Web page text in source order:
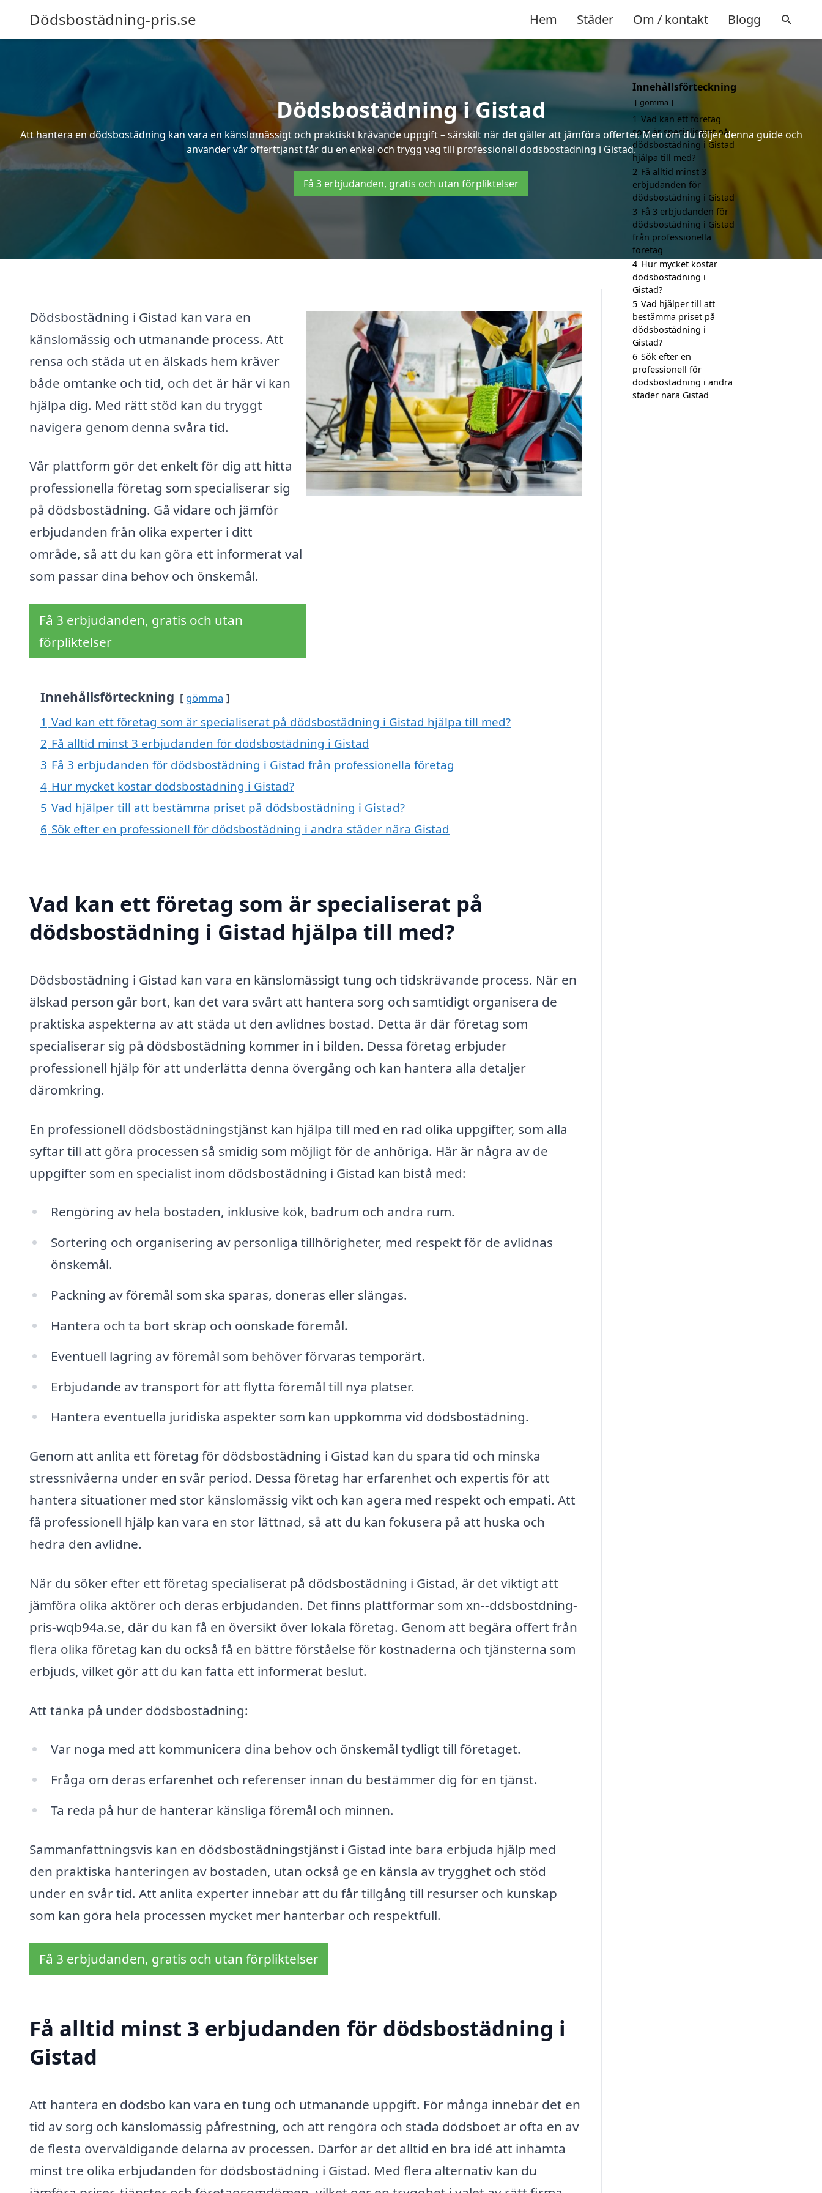
Dödsbostädning-pris.se Hem Städer Om / kontakt Blogg
Dödsbostädning i Gistad
Att hantera en dödsbostädning kan vara en känslomässigt och praktiskt krävande uppgift – särskilt när det gäller att jämföra offerter. Men om du följer denna guide och
använder vår offerttjänst får du en enkel och trygg väg till professionell dödsbostädning i Gistad.
Få 3 erbjudanden, gratis och utan förpliktelser
Dödsbostädning i Gistad kan vara en
känslomässig och utmanande process. Att
rensa och städa ut en älskads hem kräver
både omtanke och tid, och det är här vi kan
hjälpa dig. Med rätt stöd kan du tryggt
navigera genom denna svåra tid.
Vår plattform gör det enkelt för dig att hitta
professionella företag som specialiserar sig
på dödsbostädning. Gå vidare och jämför
erbjudanden från olika experter i ditt
område, så att du kan göra ett informerat val
som passar dina behov och önskemål.
Få 3 erbjudanden, gratis och utan
förpliktelser
Innehållsförteckning gömma
1 Vad kan ett företag som är specialiserat på dödsbostädning i Gistad hjälpa till med?
2 Få alltid minst 3 erbjudanden för dödsbostädning i Gistad
3 Få 3 erbjudanden för dödsbostädning i Gistad från professionella företag
4 Hur mycket kostar dödsbostädning i Gistad?
5 Vad hjälper till att bestämma priset på dödsbostädning i Gistad?
6 Sök efter en professionell för dödsbostädning i andra städer nära Gistad
Vad kan ett företag som är specialiserat på
dödsbostädning i Gistad hjälpa till med?
Dödsbostädning i Gistad kan vara en känslomässigt tung och tidskrävande process. När en
älskad person går bort, kan det vara svårt att hantera sorg och samtidigt organisera de
praktiska aspekterna av att städa ut den avlidnes bostad. Detta är där företag som
specialiserar sig på dödsbostädning kommer in i bilden. Dessa företag erbjuder
professionell hjälp för att underlätta denna övergång och kan hantera alla detaljer
däromkring.
En professionell dödsbostädningstjänst kan hjälpa till med en rad olika uppgifter, som alla
syftar till att göra processen så smidig som möjligt för de anhöriga. Här är några av de
uppgifter som en specialist inom dödsbostädning i Gistad kan bistå med:
Rengöring av hela bostaden, inklusive kök, badrum och andra rum.
Sortering och organisering av personliga tillhörigheter, med respekt för de avlidnas
önskemål.
Packning av föremål som ska sparas, doneras eller slängas.
Hantera och ta bort skräp och oönskade föremål.
Eventuell lagring av föremål som behöver förvaras temporärt.
Erbjudande av transport för att flytta föremål till nya platser.
Hantera eventuella juridiska aspekter som kan uppkomma vid dödsbostädning.
Genom att anlita ett företag för dödsbostädning i Gistad kan du spara tid och minska
stressnivåerna under en svår period. Dessa företag har erfarenhet och expertis för att
hantera situationer med stor känslomässig vikt och kan agera med respekt och empati. Att
få professionell hjälp kan vara en stor lättnad, så att du kan fokusera på att huska och
hedra den avlidne.
När du söker efter ett företag specialiserat på dödsbostädning i Gistad, är det viktigt att
jämföra olika aktörer och deras erbjudanden. Det finns plattformar som xn--ddsbostdning-
pris-wqb94a.se, där du kan få en översikt över lokala företag. Genom att begära offert från
flera olika företag kan du också få en bättre förståelse för kostnaderna och tjänsterna som
erbjuds, vilket gör att du kan fatta ett informerat beslut.
Att tänka på under dödsbostädning:
Var noga med att kommunicera dina behov och önskemål tydligt till företaget.
Fråga om deras erfarenhet och referenser innan du bestämmer dig för en tjänst.
Ta reda på hur de hanterar känsliga föremål och minnen.
Sammanfattningsvis kan en dödsbostädningstjänst i Gistad inte bara erbjuda hjälp med
den praktiska hanteringen av bostaden, utan också ge en känsla av trygghet och stöd
under en svår tid. Att anlita experter innebär att du får tillgång till resurser och kunskap
som kan göra hela processen mycket mer hanterbar och respektfull.
Få 3 erbjudanden, gratis och utan förpliktelser
Få alltid minst 3 erbjudanden för dödsbostädning i
Gistad
Att hantera en dödsbo kan vara en tung och utmanande uppgift. För många innebär det en
tid av sorg och känslomässig påfrestning, och att rengöra och städa dödsboet är ofta en av
de flesta överväldigande delarna av processen. Därför är det alltid en bra idé att in­hämta
minst tre olika erbjudanden för dödsbostädning i Gistad. Med flera alternativ kan du
Innehållsförteckning
gömma
1 Vad kan ett företag
som är specialiserat på
dödsbostädning i Gistad
hjälpa till med?
2 Få alltid minst 3
erbjudanden för
dödsbostädning i Gistad
3 Få 3 erbjudanden för
dödsbostädning i Gistad
från professionella
företag
4 Hur mycket kostar
dödsbostädning i
Gistad?
5 Vad hjälper till att
bestämma priset på
dödsbostädning i
Gistad?
6 Sök efter en
professionell för
dödsbostädning i andra
städer nära Gistad